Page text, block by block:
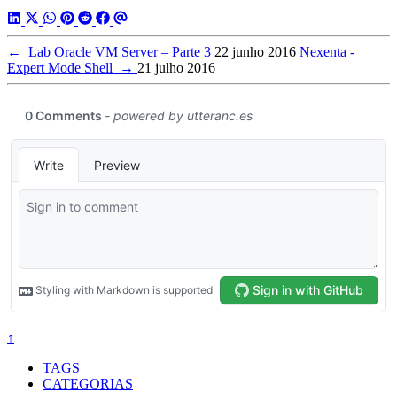
← Lab Oracle VM Server – Parte 3 22 junho 2016 Nexenta -
Expert Mode Shell
→ 21 julho 2016
↑
TAGS
CATEGORIAS